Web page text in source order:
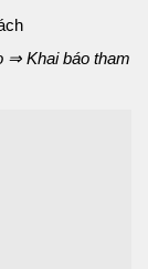
⇒ Khai báo tham